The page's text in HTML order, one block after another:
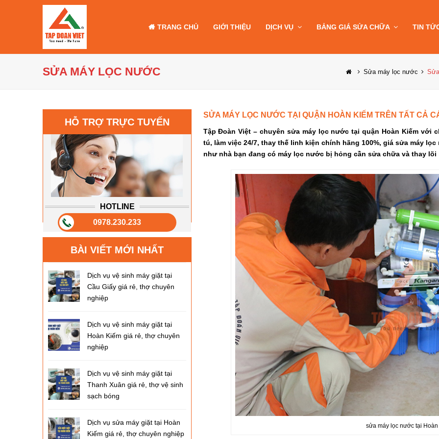
TRANG CHỦ GIỚI THIỆU DỊCH VỤ BẢNG GIÁ SỬA CHỮA TIN
SỬA MÁY LỌC NƯỚC Sửa máy lọc nước
SỬA MÁY LỌC NƯỚC TẠI QUẬN HOÀN KIẾM TRÊN TẤT CẢ
Tập Đoàn Việt – chuyên sửa máy lọc nước tại quận Hoàn Kiếm
tú, làm việc 24/7, thay thế linh kiện chính hãng 100%, giá sửa máy
như nhà bạn đang có máy lọc nước bị hỏng cần sửa chữa và thay lõi
sửa máy lọc nước tại Hoàn
HỖ TRỢ TRỰC TUYẾN
HOTLINE
0978.230.233
BÀI VIẾT MỚI NHẤT
Dịch vụ vệ sinh máy giặt tại
Cầu Giấy giá rẻ, thợ chuyên
nghiệp
Dịch vụ vệ sinh máy giặt tại
Hoàn Kiếm giá rẻ, thợ chuyên
nghiệp
Dịch vụ vệ sinh máy giặt tại
Thanh Xuân giá rẻ, thợ vệ sinh
sạch bóng
Dịch vụ sửa máy giặt tại Hoàn
Kiếm giá rẻ, thợ chuyên nghiệp